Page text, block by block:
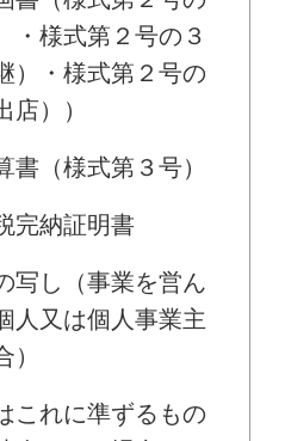
・様式第２号の３
）・様式第２号の
店））
書（様式第３号）
完納証明書
写し（事業を営ん
人又は個人事業主
）
これに準ずるもの